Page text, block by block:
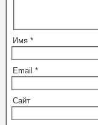
Имя *
Email *
Сайт